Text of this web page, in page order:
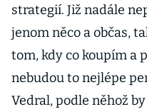
strategií. Již nadále
jenom něco a občas,
tom, kdy co koupím a
nebudou to nejlépe
Vedral, podle něhož